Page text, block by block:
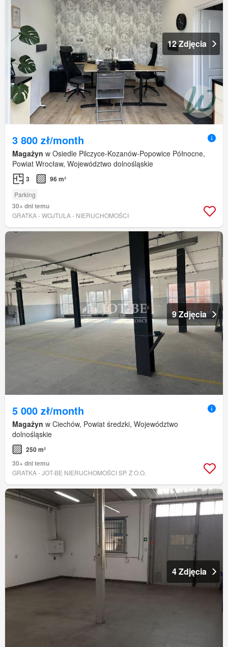
12 Zdjęcia
3 800 zł/month
Magażyn w Osiedle Pilczyce-Kozanów-Popowice Północne,
Powiat Wrocław, Województwo dolnośląskie
3 96 m²
Parking
30+ dni temu
GRATKA - WOJTULA - NIERUCHOMOŚCI
9 Zdjęcia
5 000 zł/month
Magażyn w Ciechów, Powiat średzki, Województwo
dolnośląskie
250 m²
30+ dni temu
GRATKA - JOT-BE NIERUCHOMOŚCI SP. Z O.O.
4 Zdjęcia